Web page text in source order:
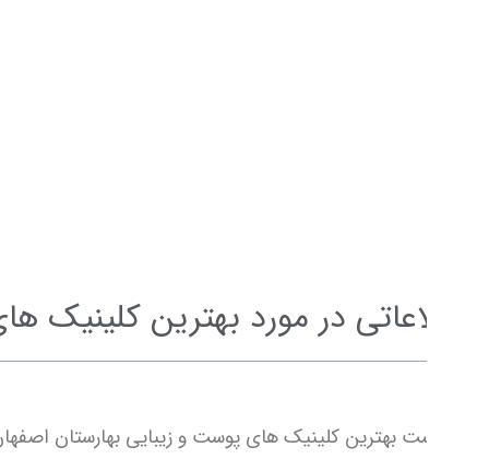
در مورد بهترین کلینیک های
بهترین کلینیک های پوست و زیبایی بهارستان اصفهان